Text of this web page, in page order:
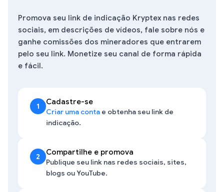
Promova seu link de indicação Kryptex nas redes
sociais, em descrições de vídeos, fale sobre nós e
ganhe comissões dos mineradores que entrarem
pelo seu link. Monetize seu canal de forma rápida
e fácil.
1
Cadastre-se
Criar uma conta e obtenha seu link de
indicação.
2
Compartilhe e promova
Publique seu link nas redes sociais, sites,
blogs ou YouTube.